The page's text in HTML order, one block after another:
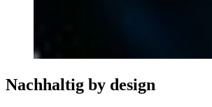
Nachhaltig by design